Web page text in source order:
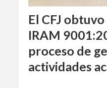
El CFJ
IRAM
proceso de
actividades